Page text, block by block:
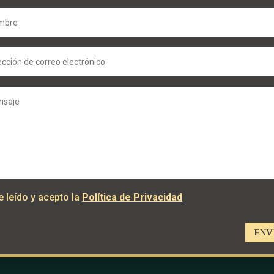
leído y acepto la Política de Privacidad